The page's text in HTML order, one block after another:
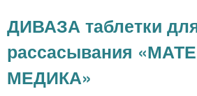
ДИВАЗА таблетки
рассасывания
МЕДИКА»